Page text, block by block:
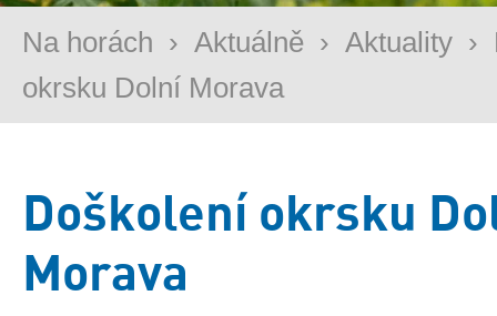
Na horách › Aktuálně › Aktuality ›
okrsku Dolní Morava
Doškolení okrsku
Morava